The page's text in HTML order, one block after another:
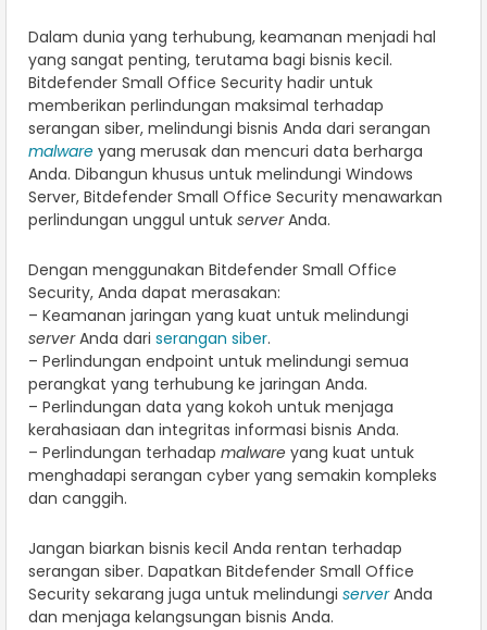
Dalam dunia yang terhubung, keamanan menjadi hal
yang sangat penting, terutama bagi bisnis kecil.
Bitdefender Small Office Security hadir untuk
memberikan perlindungan maksimal terhadap
serangan siber, melindungi bisnis Anda dari serangan
malware yang merusak dan mencuri data berharga
Anda. Dibangun khusus untuk melindungi Windows
Server, Bitdefender Small Office Security menawarkan
perlindungan unggul untuk serverAnda.
Dengan menggunakan Bitdefender Small Office
Security, Anda dapat merasakan:
– Keamanan jaringan yang kuat untuk melindungi
serverAnda dari serangan siber.
– Perlindungan endpoint untuk melindungi semua
perangkat yang terhubung ke jaringan Anda.
– Perlindungan data yang kokoh untuk menjaga
kerahasiaan dan integritas informasi bisnis Anda.
– Perlindungan terhadap malware yang kuat untuk
menghadapi serangan cyber yang semakin kompleks
dan canggih.
Jangan biarkan bisnis kecil Anda rentan terhadap
serangan siber. Dapatkan Bitdefender Small Office
Security sekarang juga untuk melindungi serverAnda
dan menjaga kelangsungan bisnis Anda.